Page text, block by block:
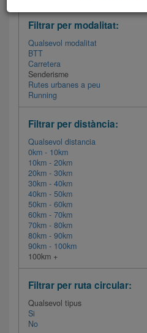
Filtrar per modalitat:
Qualsevol modalitat
BTT
Carretera
Senderisme
Rutes urbanes a peu
Running
Filtrar per distància:
Qualsevol distancia
0km - 10km
10km - 20km
20km - 30km
30km - 40km
40km - 50km
50km - 60km
60km - 70km
70km - 80km
80km - 90km
90km - 100km
100km +
Filtrar per ruta circular:
Qualsevol tipus
Si
No